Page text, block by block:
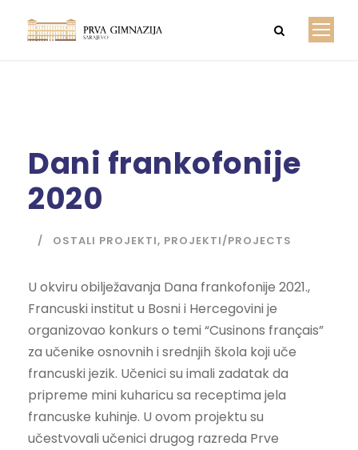
Dani frankofonije
2020
OSTALI PROJEKTI, PROJEKTI/PROJECTS
U okviru obilježavanja Dana frankofonije 2021.,
Francuski institut u Bosni i Hercegovini je
organizovao konkurs o temi “Cusinons français”
za učenike osnovnih i srednjih škola koji uče
francuski jezik. Učenici su imali zadatak da
pripreme mini kuharicu sa receptima jela
francuske kuhinje. U ovom projektu su
učestvovali učenici drugog razreda Prve